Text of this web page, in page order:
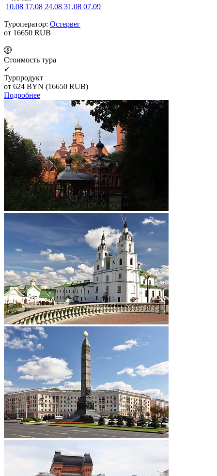
10.08 17.08 24.08 31.08 07.09
Туроператор: Остервег
от 16650 RUB
Cтоимость тура
✓
Турпродукт
от 624 BYN (16650 RUB)
Подробнее